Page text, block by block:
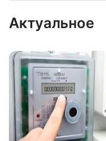
Актуальное
Нажимая на
соглашаетесь